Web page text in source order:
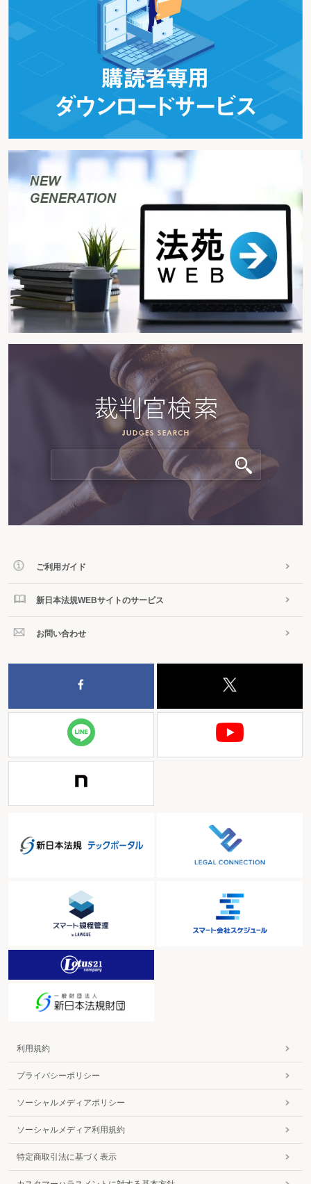
ご利用ガイド
新日本法規WEBサイトのサービス
お問い合わせ
利用規約
プライバシーポリシー
ソーシャルメディアポリシー
ソーシャルメディア利用規約
特定商取引法に基づく表示